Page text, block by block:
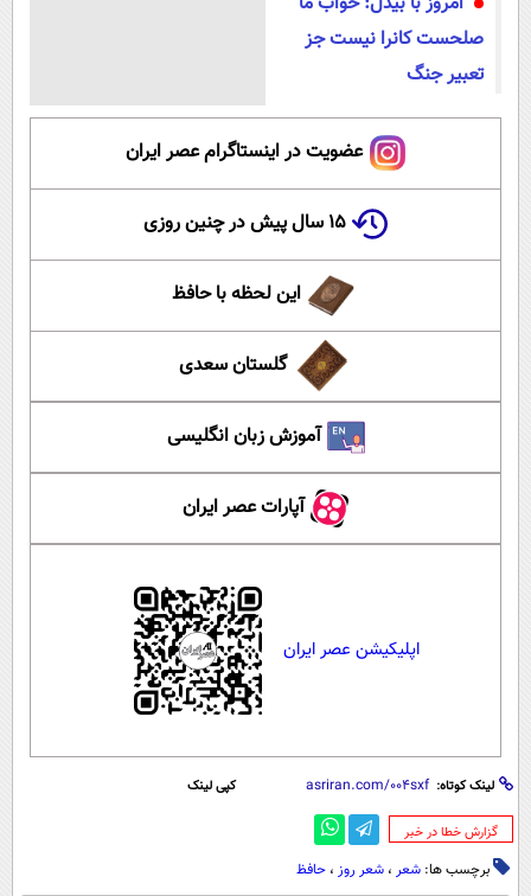
صلحست کانرا نیست جز
تعبیر جنگ
عضویت در اینستاگرام عصر ایران
۱۵ سال پیش در چنین روزی
این لحظه با حافظ
گلستان سعدی
آموزش زبان انگلیسی
آپارات عصر ایران
اپلیکیشن عصر ایران
لینک کوتاه: کپی لینک
‌گزارش خطا در خبر
برچسب ها: شعر ، شعر روز ، حافظ